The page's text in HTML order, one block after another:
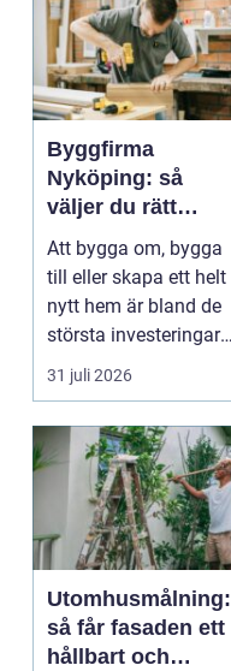
Byggfirma
Nyköping: så
väljer du rätt
partner för ditt
projekt
Att bygga om, bygga
till eller skapa ett helt
nytt hem är bland de
största investeringar
m...
31 juli 2026
Utomhusmålning:
så får fasaden ett
hållbart och